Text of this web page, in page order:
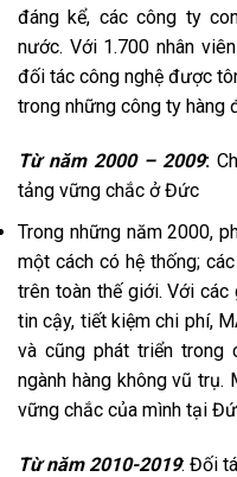
đáng kể, các công ty
nước. Với 1.700 nhân
đối tác công nghệ được
trong những công ty hàng
Từ năm 2000 – 2009:
tảng vững chắc ở Đức
Trong những năm 2000,
một cách có hệ thống;
trên toàn thế giới. Với
tin cậy, tiết kiệm chi phí,
và cũng phát triển trong
ngành hàng không vũ
vững chắc của mình tại
Từ năm 2010-2019: Đối